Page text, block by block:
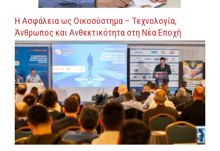
Η Ασφάλεια ως Οικοσύστημα – Τεχνολογία,
Άνθρωπος και Ανθεκτικότητα στη Νέα Εποχή